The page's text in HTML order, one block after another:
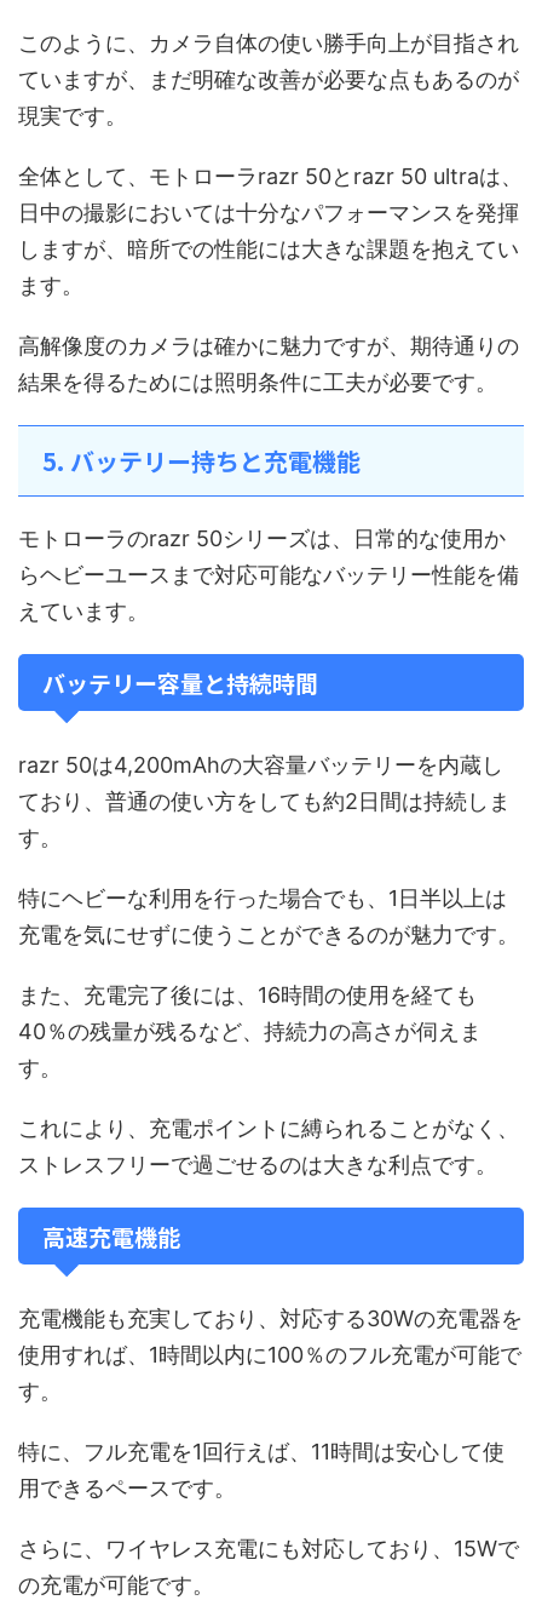
このように、カメラ自体の使い勝手向上が目指され
ていますが、まだ明確な改善が必要な点もあるのが
現実です。
全体として、モトローラrazr 50とrazr 50 ultraは、
日中の撮影においては十分なパフォーマンスを発揮
しますが、暗所での性能には大きな課題を抱えてい
ます。
高解像度のカメラは確かに魅力ですが、期待通りの
結果を得るためには照明条件に工夫が必要です。
5. バッテリー持ちと充電機能
モトローラのrazr 50シリーズは、日常的な使用か
らヘビーユースまで対応可能なバッテリー性能を備
えています。
バッテリー容量と持続時間
razr 50は4,200mAhの大容量バッテリーを内蔵し
ており、普通の使い方をしても約2日間は持続しま
す。
特にヘビーな利用を行った場合でも、1日半以上は
充電を気にせずに使うことができるのが魅力です。
また、充電完了後には、16時間の使用を経ても
40％の残量が残るなど、持続力の高さが伺えま
す。
これにより、充電ポイントに縛られることがなく、
ストレスフリーで過ごせるのは大きな利点です。
高速充電機能
充電機能も充実しており、対応する30Wの充電器を
使用すれば、1時間以内に100％のフル充電が可能で
す。
特に、フル充電を1回行えば、11時間は安心して使
用できるペースです。
さらに、ワイヤレス充電にも対応しており、15Wで
の充電が可能です。